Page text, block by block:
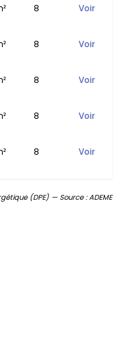
8 Voir
8 Voir
8 Voir
8 Voir
8 Voir
(DPE) — Source : ADEME